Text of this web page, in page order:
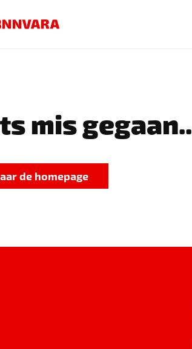
mis gegaan..
de homepage